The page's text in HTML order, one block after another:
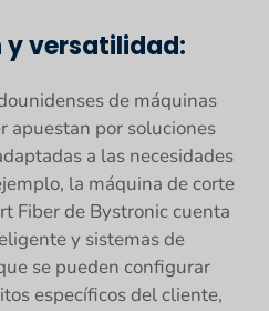
y versatilidad:
de máquinas
apuestan por soluciones
a las necesidades
la máquina de corte
Fiber de Bystronic cuenta
y sistemas de
se pueden configurar
específicos del cliente,